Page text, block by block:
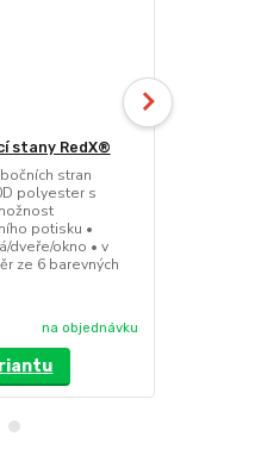
stany RedX®
stran
polyester s
potisku •
dveře/okno • v
ze 6 barevných
na objednávku